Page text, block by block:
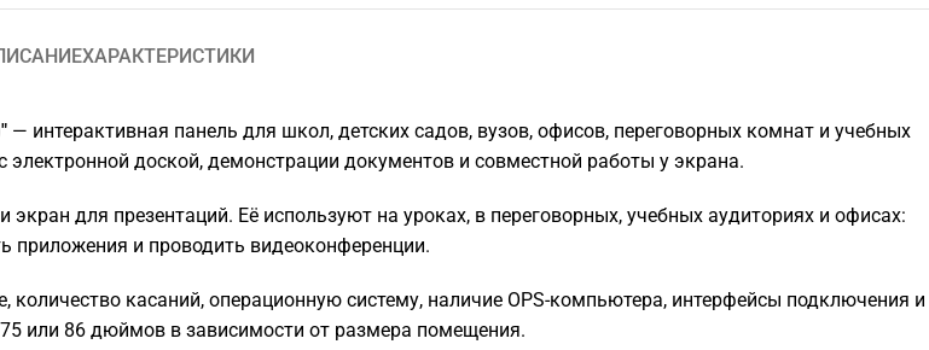
ХАРАКТЕРИСТИКИ
— интерактивная панель для школ, детских садов, вузов, офисов, переговорных комнат и учебных
доской, демонстрации документов и совместной работы у экрана.
для презентаций. Её используют на уроках, в переговорных, учебных аудиториях и офисах:
приложения и проводить видеоконференции.
касаний, операционную систему, наличие OPS-компьютера, интерфейсы подключения и
или 86 дюймов в зависимости от размера помещения.